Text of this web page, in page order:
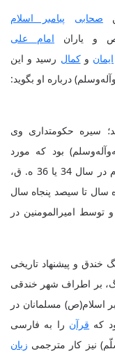
صحابی
پیامبر اسلام
و یاران امام علی
ایمان وکمال رسید و این
درباره او بگوید:
سیره حکومتداری وی
بود که مورد
بازخواست خلیفه قرار گرفت. سلمان سرانجام در سال 34 یا 36 ه. ق،
سال تا سیصد پنجاه سال
امیرالمومنین در
خندق و پیشنهاد تاریخی
بر اطراف شهر خندقی
اسلام(ص) مسلمانان در
که قرآن را به فارسی
نیز کار مترجمی زبان